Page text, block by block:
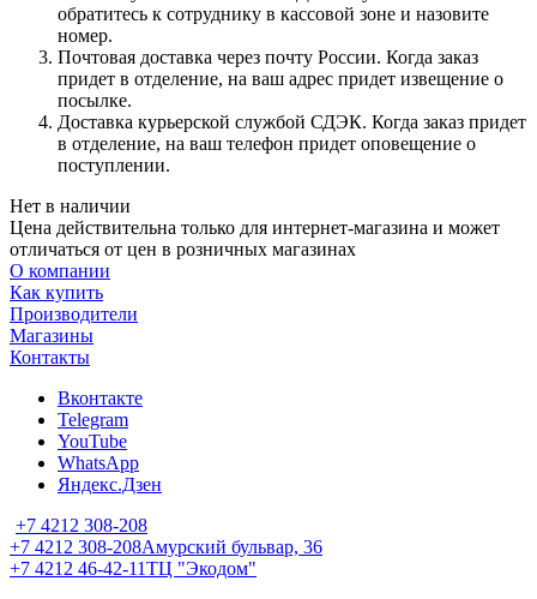
обратитесь к сотруднику в кассовой зоне и назовите
номер.
Почтовая доставка через почту России. Когда заказ
придет в отделение, на ваш адрес придет извещение о
посылке.
Доставка курьерской службой СДЭК. Когда заказ придет
в отделение, на ваш телефон придет оповещение о
поступлении.
Нет в наличии
Цена действительна только для интернет-магазина и может
отличаться от цен в розничных магазинах
О компании
Как купить
Производители
Магазины
Контакты
Вконтакте
Telegram
YouTube
WhatsApp
Яндекс.Дзен
+7 4212 308-208
+7 4212 308-208Амурский бульвар, 36
+7 4212 46-42-11ТЦ "Экодом"